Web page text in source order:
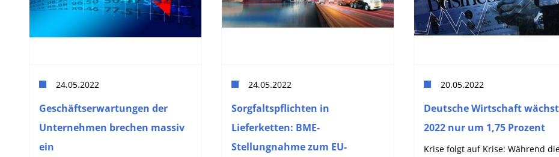
24.05.2022
Geschäftserwartungen der
Unternehmen brechen massiv
ein
24.05.2022
Sorgfaltspflichten in
Lieferketten: BME-
Stellungnahme zum EU-
20.05.2022
Deutsche Wirtschaft wächst
2022 nur um 1,75 Prozent
Krise folgt auf Krise: Während